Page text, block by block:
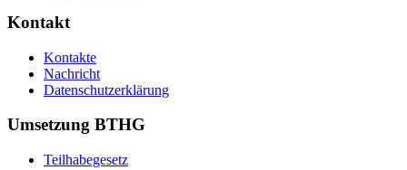
Kontakt
Kontakte
Nachricht
Datenschutzerklärung
Umsetzung BTHG
Teilhabegesetz